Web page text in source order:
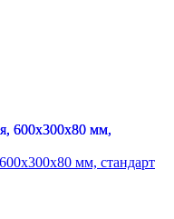
мм, стандарт